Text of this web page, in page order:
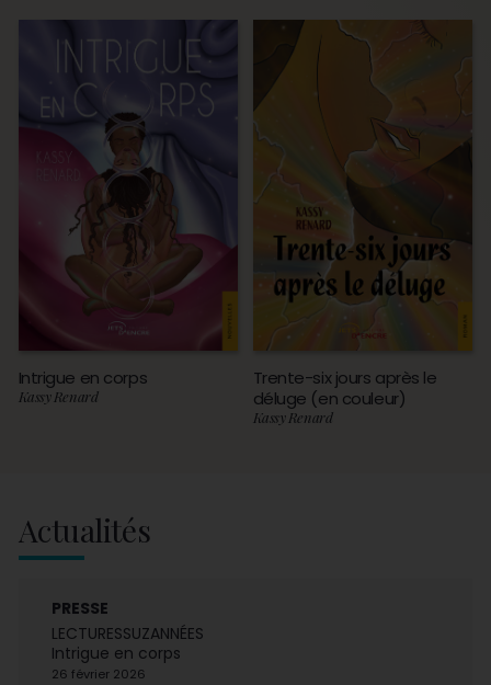
Intrigue en corps
Kassy Renard
Trente-six jours après le
déluge (en couleur)
Kassy Renard
Actualités
PRESSE
LECTURESSUZANNÉES
Intrigue en corps
26 février 2026